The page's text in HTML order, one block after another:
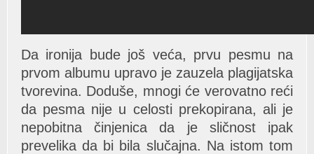
Da ironija bude još veća, prvu pesmu na
prvom albumu upravo je zauzela plagijatska
tvorevina. Doduše, mnogi će verovatno reći
da pesma nije u celosti prekopirana, ali je
nepobitna činjenica da je sličnost ipak
prevelika da bi bila slučajna. Na istom tom